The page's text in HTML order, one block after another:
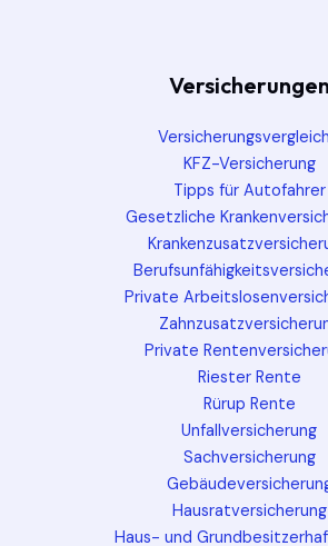
Versicherungen
KFZ-Versicherung
Tipps für Autofahrer
Gesetzliche
Private
Private
Riester Rente
Rürup Rente
Unfallversicherung
Sachversicherung
Hausratversicherung
Haus- und